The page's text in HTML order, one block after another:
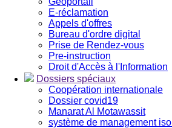
E-réclamation
Appels d'offres
Bureau d'ordre digital
Prise de Rendez-vous
Pre-instruction
Droit d'Accès à l'Information
Dossiers spéciaux
Coopération internationale
Dossier covid19
Manarat Al Motawassit
système de management